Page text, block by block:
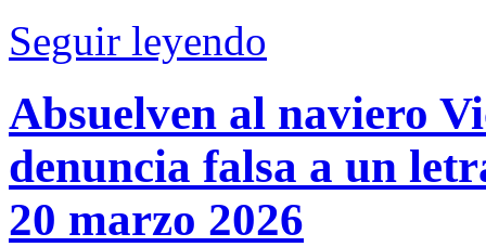
Seguir leyendo
Absuelven al naviero
denuncia falsa a un
20 marzo 2026